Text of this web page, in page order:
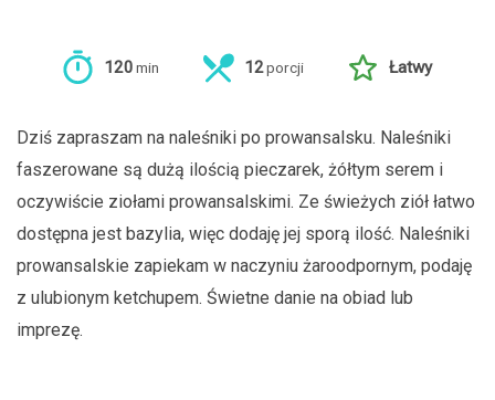
120min 12porcji Łatwy
Dziś zapraszam na naleśniki po prowansalsku. Naleśniki
faszerowane są dużą ilością pieczarek, żółtym serem i
oczywiście ziołami prowansalskimi. Ze świeżych ziół łatwo
dostępna jest bazylia, więc dodaję jej sporą ilość. Naleśniki
prowansalskie zapiekam w naczyniu żaroodpornym, podaję
z ulubionym ketchupem. Świetne danie na obiad lub
imprezę.